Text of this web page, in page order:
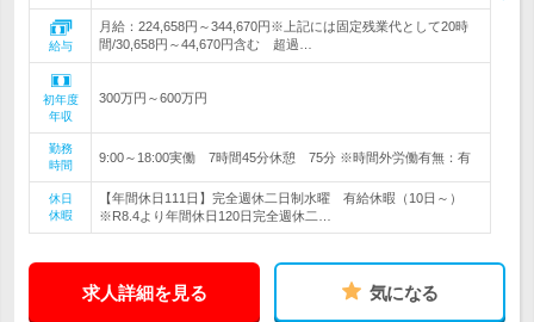
給与
月給：224,658円～344,670円※上記には固定残業代として20時
間/30,658円～44,670円含む 超過…
初年度
年収
300万円～600万円
勤務
時間
9:00～18:00実働 7時間45分休憩 75分 ※時間外労働有無：有
休日
休暇
【年間休日111日】完全週休二日制水曜 有給休暇（10日～）
※R8.4より年間休日120日完全週休二…
求人詳細を見る 気になる